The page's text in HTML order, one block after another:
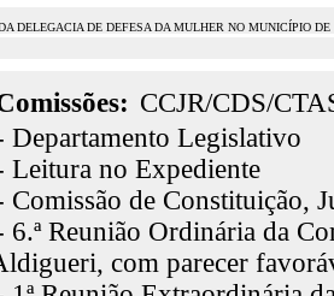
DELEGACIA DE DEFESA DA MULHER NO MUNICÍPIO
CCJR/CDS/
Departamento Legislativo
Leitura no Expediente
de Constituição,
Reunião Ordinária da
com parecer